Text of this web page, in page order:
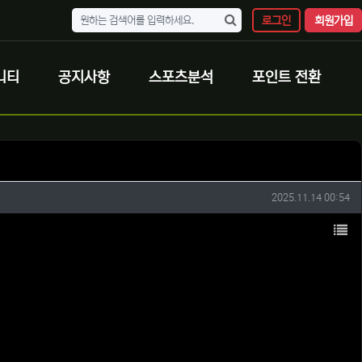
로그인 회원가입
티 공지사항 스포츠분석 포인트 전환
작성일
2025.11.14 00:54
목